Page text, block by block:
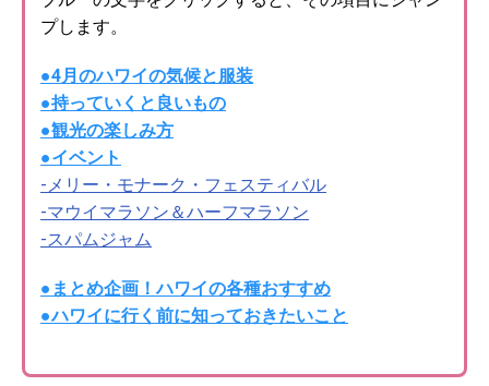
プします。
●4月のハワイの気候と服装
●持っていくと良いもの
●観光の楽しみ方
●イベント
-メリー・モナーク・フェスティバル
-マウイマラソン＆ハーフマラソン
-スパムジャム
●まとめ企画！ハワイの各種おすすめ
●ハワイに行く前に知っておきたいこと